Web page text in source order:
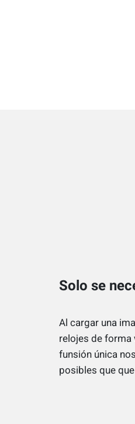
Solo se
Al cargar una
relojes de forma
funsión única
posibles que